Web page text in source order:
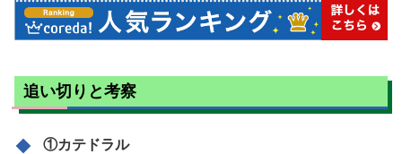
追い切りと考察
①カテドラル